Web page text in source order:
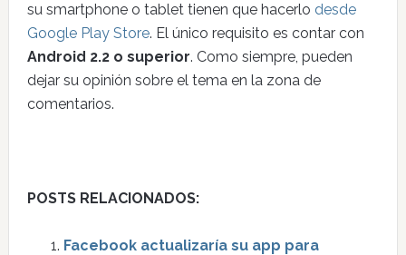
su smartphone o tablet tienen que hacerlo desde
Google Play Store. El único requisito es contar con
Android 2.2 o superior. Como siempre, pueden
dejar su opinión sobre el tema en la zona de
comentarios.
POSTS RELACIONADOS:
Facebook actualizaría su app para